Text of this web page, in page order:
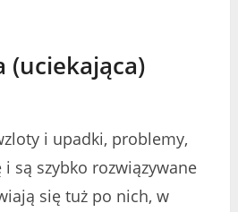
(uciekająca)
i upadki, problemy,
są szybko rozwiązywane
się tuż po nich, w